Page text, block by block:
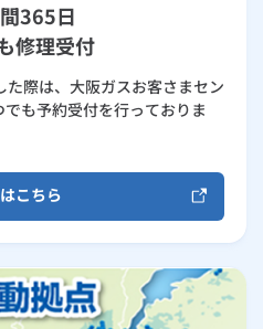
365日
修理受付
際は、大阪ガスお客さまセン
も予約受付を行っておりま
こちら